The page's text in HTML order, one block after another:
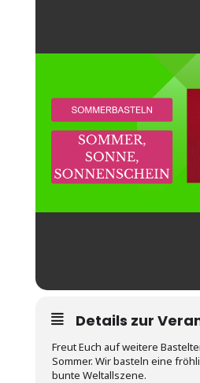
Details zur
Freut Euch auf weitere
Sommer. Wir basteln eine
bunte Weltallszene.